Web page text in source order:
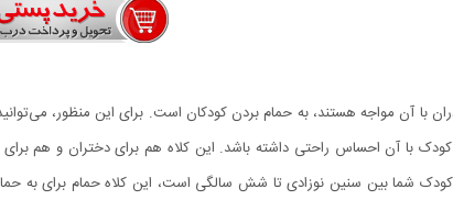
با آن مواجه هستند، به حمام بردن کودکان است. برای این منظور،
با آن احساس راحتی داشته باشد. این کلاه هم برای دختران و هم
کودک شما بین سنین نوزادی تا شش سالگی است، این کلاه حمام برای به